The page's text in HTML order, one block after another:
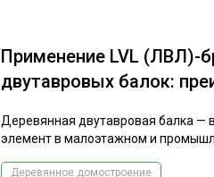
Применение LVL (ЛВЛ)-
двутавровых балок:
Деревянная двутавровая балка —
элемент в малоэтажном и
Деревянное домостроение